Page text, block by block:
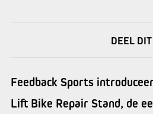
DEEL
Feedback Sports
Lift Bike Repair Stand, de